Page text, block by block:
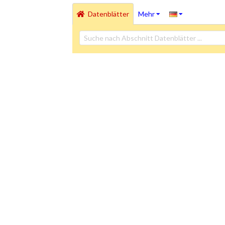
Datenblätter Mehr